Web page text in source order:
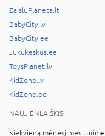
ZaisluPlaneta.lt
BabyCity.lv
BabyCity.ee
Jukukeskus.ee
ToysPlanet.lv
KidZone.lv
KidZone.ee
NAUJIENLAIŠKIS
Kiekvieną mėnesį mes turime